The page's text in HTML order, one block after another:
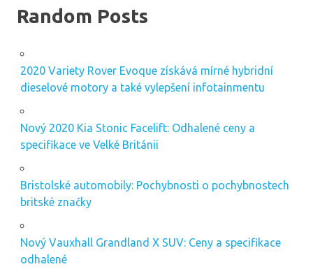
Random Posts
2020 Variety Rover Evoque získává mírné hybridní
dieselové motory a také vylepšení infotainmentu
Nový 2020 Kia Stonic Facelift: Odhalené ceny a
specifikace ve Velké Británii
Bristolské automobily: Pochybnosti o pochybnostech
britské značky
Nový Vauxhall Grandland X SUV: Ceny a specifikace
odhalené